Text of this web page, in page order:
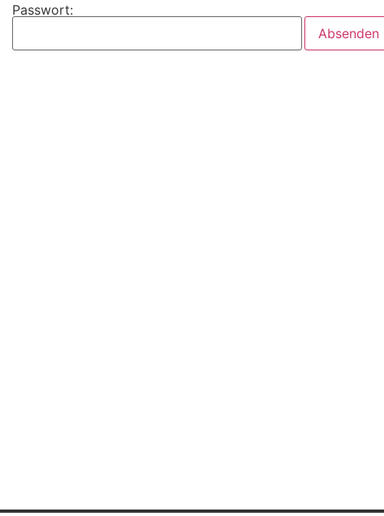
Passwort: